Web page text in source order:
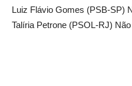
Luiz Flávio Gomes (PSB-SP)
Talíria Petrone (PSOL-RJ) Não